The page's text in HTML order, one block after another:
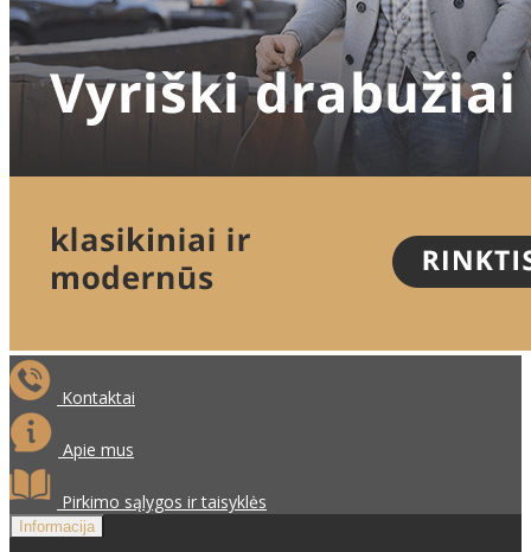
Kontaktai
Apie mus
Pirkimo sąlygos ir taisyklės
Informacija